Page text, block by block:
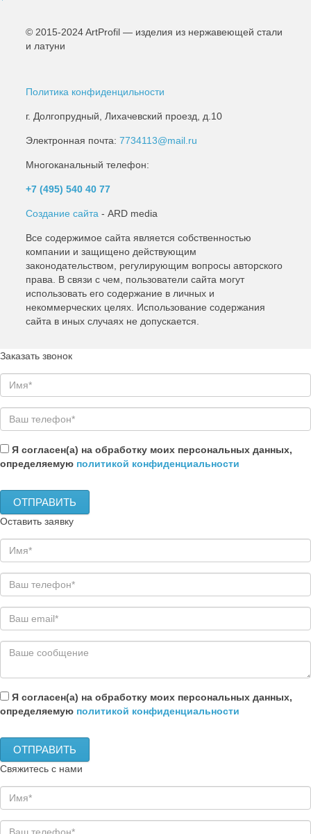
© 2015-2024 ArtProfil — изделия из нержавеющей стали
и латуни
Политика конфиденцильности
г. Долгопрудный, Лихачевский проезд, д.10
Электронная почта:7734113@mail.ru
Многоканальный телефон:
+7 (495) 540 40 77
Создание сайта - ARD media
Все содержимое сайта является собственностью
компании и защищено действующим
законодательством, регулирующим вопросы авторского
права. В связи с чем, пользователи сайта могут
использовать его содержание в личных и
некоммерческих целях. Использование содержания
сайта в иных случаях не допускается.
Заказать звонок
Я согласен(а) на обработку моих персональных данных,
определяемую политикой конфиденциальности
Оставить заявку
Я согласен(а) на обработку моих персональных данных,
определяемую политикой конфиденциальности
Свяжитесь с нами